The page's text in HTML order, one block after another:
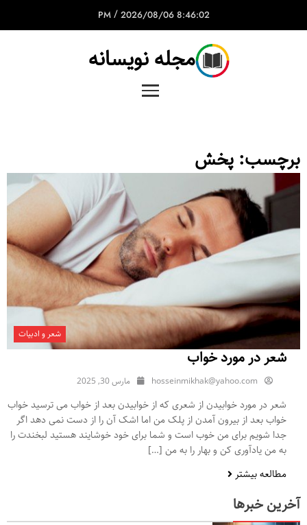
8:46:02 PM
/ 2026/08/06
مجله نویسانه
برچسب: پخش
شعر و ادبیات
شعر در مورد خواب
hosseinmikhak@yahoo.com مارس 30, 2025
شعر در مورد خوابیدن از شعری که از خوابیدن بعد از خواب می ترسید خواب
خواب بعد از بیرون آمدن از پلک من اما اشک آن را از دست نمی دهد اگر
جدا شویم برای من خوب است و شما برای خود خوشایند هستید لبخندت را
به من یادآوری کن و بهار را به من […]
مطالعه بیشتر
آخرین خبرها